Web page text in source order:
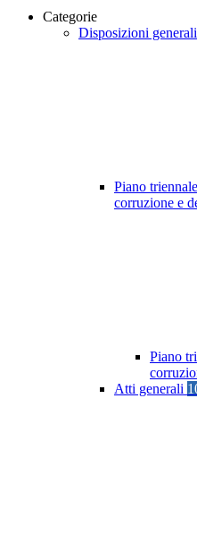
Categorie
Disposizioni generali
Piano
corruzione e
Piano
Atti generali